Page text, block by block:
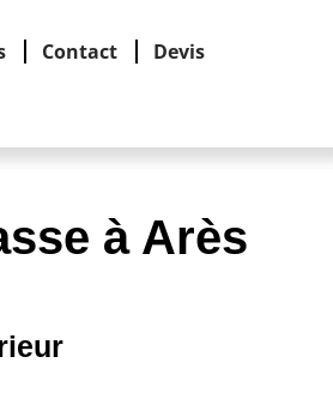
Contact Devis
à Arès